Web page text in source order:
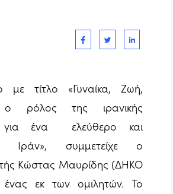
με τίτλο «Γυναίκα, Ζωή,
ο ρόλος της ιρανικής
για ένα ελεύθερο και
Ιράν», συμμετείχε ο
Κώστας Μαυρίδης (ΔΗΚΟ
εκ των ομιλητών. Το